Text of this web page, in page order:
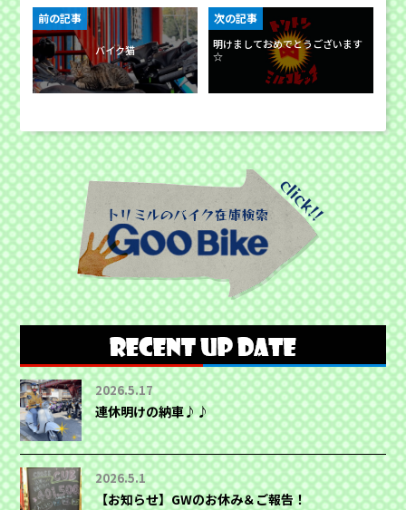
バイク猫
前の記事
明けましておめでとうございます
☆
次の記事
2026.5.17
連休明けの納車♪♪
2026.5.1
【お知らせ】GWのお休み＆ご報告！